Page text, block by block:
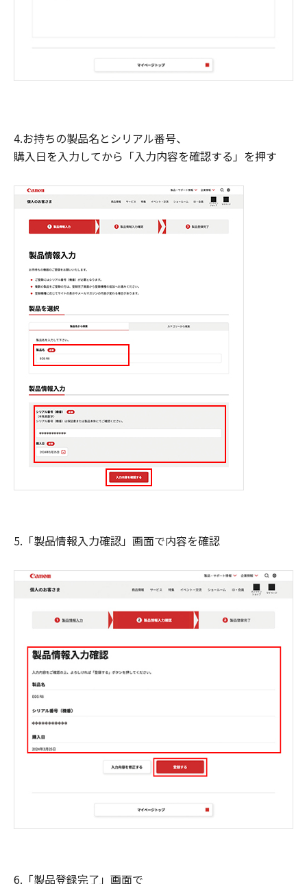
4.お持ちの製品名とシリアル番号、
購入日を入力してから「入力内容を確認する」を押す
5.「製品情報入力確認」画面で内容を確認
6.「製品登録完了」画面で